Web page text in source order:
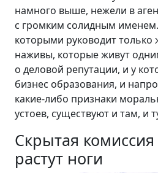
намного выше, нежели в
с громким солидным
которыми руководит
наживы, которые живут
о деловой репутации, и у
бизнес образования, и
какие-либо признаки
устоев, существуют и там, и
Скрытая комиссия
растут ноги